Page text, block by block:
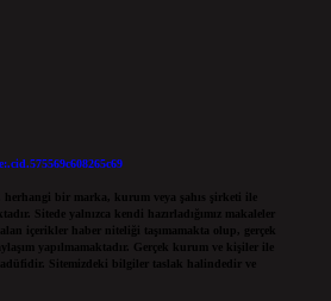
herhangi bir marka, kurum veya şahıs şirketi ile
Sitede yalnızca kendi hazırladığımız makaleler
içerikler haber niteliği taşımamakta olup, gerçek
yapılmamaktadır. Gerçek kurum ve kişiler ile
Sitemizdeki bilgiler taslak halindedir ve